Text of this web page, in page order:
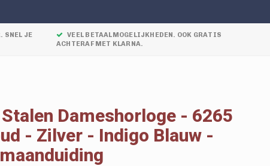
SNEL JE
VEEL BETAALMOGELIJKHEDEN. OOK GRATIS
ACHTERAF MET KLARNA.
Dameshorloge - 6265
- Zilver - Indigo Blauw -